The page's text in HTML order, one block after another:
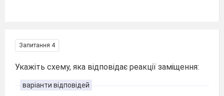
Запитання 4
Укажіть схему, яка відповідає реакції заміщення:
варіанти відповідей